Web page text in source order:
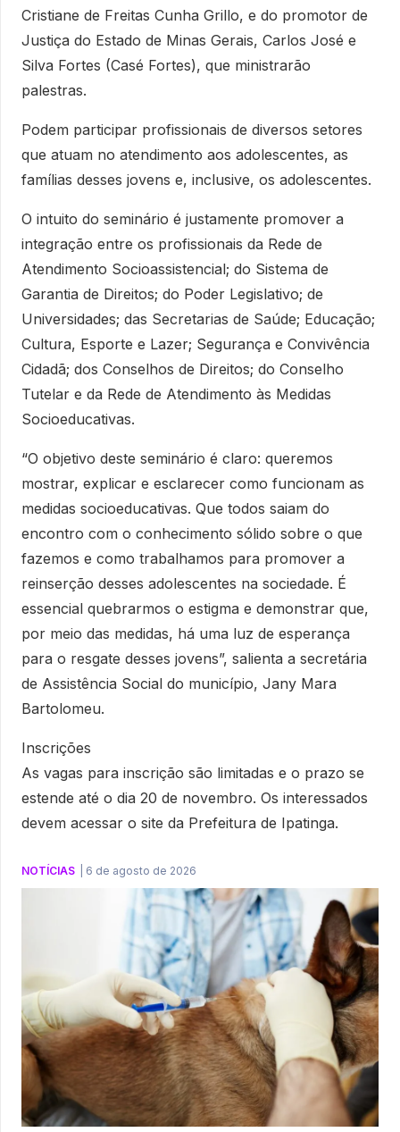
Cristiane de Freitas Cunha Grillo, e do promotor de
Justiça do Estado de Minas Gerais, Carlos José e
Silva Fortes (Casé Fortes), que ministrarão
palestras.
Podem participar profissionais de diversos setores
que atuam no atendimento aos adolescentes, as
famílias desses jovens e, inclusive, os adolescentes.
O intuito do seminário é justamente promover a
integração entre os profissionais da Rede de
Atendimento Socioassistencial; do Sistema de
Garantia de Direitos; do Poder Legislativo; de
Universidades; das Secretarias de Saúde; Educação;
Cultura, Esporte e Lazer; Segurança e Convivência
Cidadã; dos Conselhos de Direitos; do Conselho
Tutelar e da Rede de Atendimento às Medidas
Socioeducativas.
“O objetivo deste seminário é claro: queremos
mostrar, explicar e esclarecer como funcionam as
medidas socioeducativas. Que todos saiam do
encontro com o conhecimento sólido sobre o que
fazemos e como trabalhamos para promover a
reinserção desses adolescentes na sociedade. É
essencial quebrarmos o estigma e demonstrar que,
por meio das medidas, há uma luz de esperança
para o resgate desses jovens”, salienta a secretária
de Assistência Social do município, Jany Mara
Bartolomeu.
Inscrições
As vagas para inscrição são limitadas e o prazo se
estende até o dia 20 de novembro. Os interessados
devem acessar o site da Prefeitura de Ipatinga.
NOTÍCIAS 6 de agosto de 2026